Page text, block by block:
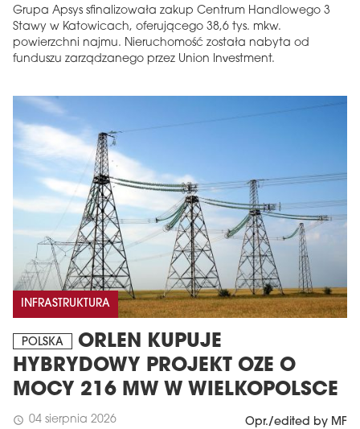
Grupa Apsys sfinalizowała zakup Centrum Handlowego 3
Stawy w Katowicach, oferującego 38,6 tys. mkw.
powierzchni najmu. Nieruchomość została nabyta od
funduszu zarządzanego przez Union Investment.
INFRASTRUKTURA
POLSKA
ORLEN KUPUJE
HYBRYDOWY PROJEKT OZE O
MOCY 216 MW W WIELKOPOLSCE
schedule 04 sierpnia 2026 Opr./edited by MF
MAGAZYN
Wydanie 6 (308)
CZERWIEC 2026
Więcej w tym wydaniu
arrow_forward
Zamów teraz!